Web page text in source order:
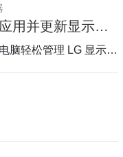
如何下载 LG OnScreen Control (OSC) 应用并更新显示器软件或固件
脑轻松管理 LG 显示器